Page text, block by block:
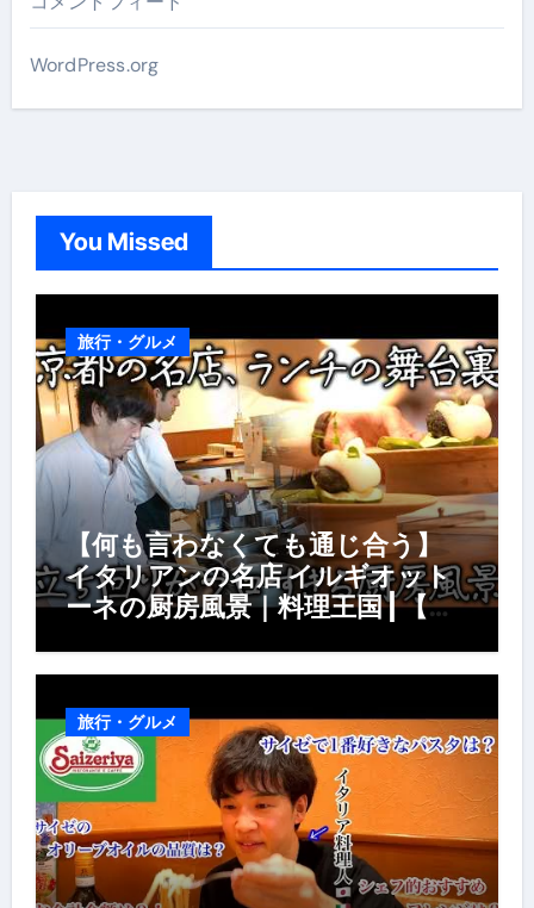
WordPress.org
You Missed
旅行・グルメ
【何も言わなくても通じ合う】
イタリアンの名店 イルギオット
ーネの厨房風景｜料理王国 | 【厨
風景】
旅行・グルメ